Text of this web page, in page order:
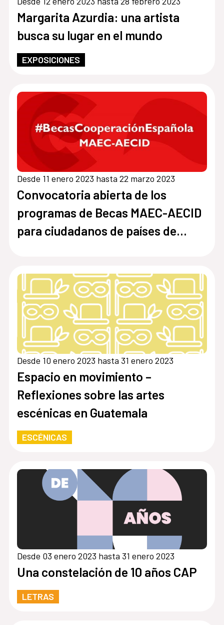
Margarita Azurdia: una artista
busca su lugar en el mundo
EXPOSICIONES
Desde 11 enero 2023 hasta 22 marzo 2023
Convocatoria abierta de los
programas de Becas MAEC-AECID
para ciudadanos de países de
Desde 10 enero 2023 hasta 31 enero 2023
Espacio en movimiento –
Reflexiones sobre las artes
escénicas en Guatemala
ESCÉNICAS
Desde 03 enero 2023 hasta 31 enero 2023
Una constelación de 10 años CAP
LETRAS